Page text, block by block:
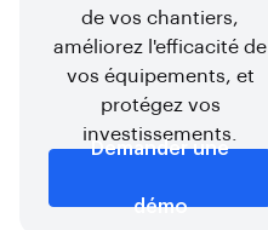
de vos chantiers,
améliorez l'efficacité de
vos équipements, et
protégez vos
investissements.
Demander une
démo